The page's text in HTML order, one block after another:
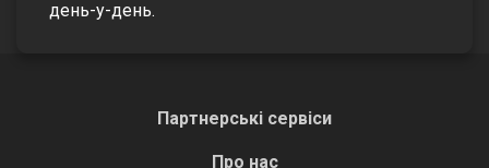
день-у-день.
Партнерські сервіси
Про нас